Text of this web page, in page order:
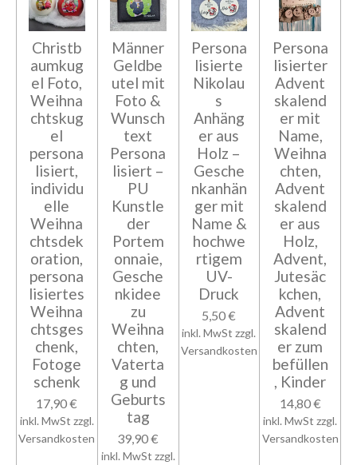
Christb
aumkug
el Foto,
Weihna
chtskug
el
persona
lisiert,
individu
elle
Weihna
chtsdek
oration,
persona
lisiertes
Weihna
chtsges
chenk,
Fotoge
schenk
17,90 €
inkl. MwSt zzgl.
Versandkosten
Männer
Geldbe
utel mit
Foto &
Wunsch
text
Persona
lisiert –
PU
Kunstle
der
Portem
onnaie,
Gesche
nkidee
zu
Weihna
chten,
Vaterta
g und
Geburts
tag
39,90 €
inkl. MwSt zzgl.
Persona
lisierte
Nikolau
s
Anhäng
er aus
Holz –
Gesche
nkanhän
ger mit
Name &
hochwe
rtigem
UV-
Druck
5,50 €
inkl. MwSt zzgl.
Versandkosten
Persona
lisierter
Advent
skalend
er mit
Name,
Weihna
chten,
Advent
skalend
er aus
Holz,
Advent,
Jutesäc
kchen,
Advent
skalend
er zum
befüllen
, Kinder
14,80 €
inkl. MwSt zzgl.
Versandkosten